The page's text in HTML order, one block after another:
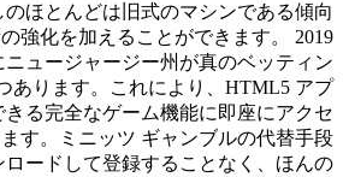
ほとんどは旧式のマシンである傾向
強化を加えることができます。 2019
ュージャージー州が真のベッティン
あります。これにより、HTML5 アプ
きる完全なゲーム機能に即座にアクセ
す。ミニッツ ギャンブルの代替手段
ードして登録することなく、ほんの